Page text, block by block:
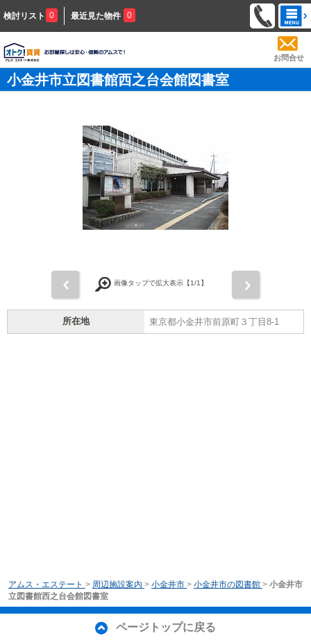
検討リスト 0 最近見た物件 0
お問合せ
小金井市立図書館西之台会館図書室
画像タップで拡大表示【1/1】
所在地 東京都小金井市前原町３丁目8-1
アムス・エステート > 周辺施設案内 > 小金井市 > 小金井市の図書館 > 小金井市
立図書館西之台会館図書室
ページトップに戻る